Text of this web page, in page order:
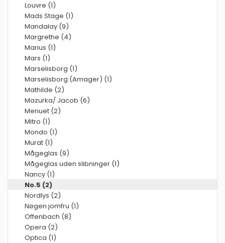
Louvre (1)
Mads Stage (1)
Mandalay (9)
Margrethe (4)
Marius (1)
Mars (1)
Marselisborg (1)
Marselisborg (Amager) (1)
Mathilde (2)
Mazurka/ Jacob (6)
Menuet (2)
Mitro (1)
Mondo (1)
Murat (1)
Mågeglas (9)
Mågeglas uden slibninger (1)
Nancy (1)
No.5 (2)
Nordlys (2)
Nøgen jomfru (1)
Offenbach (8)
Opera (2)
Optica (1)